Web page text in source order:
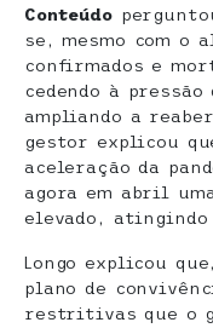
Conteúdo
se, mesmo com o
confirmados e
cedendo à
ampliando a
gestor explicou
aceleração da
agora em abril
elevado, atingindo
Longo explicou
plano de
restritivas que o